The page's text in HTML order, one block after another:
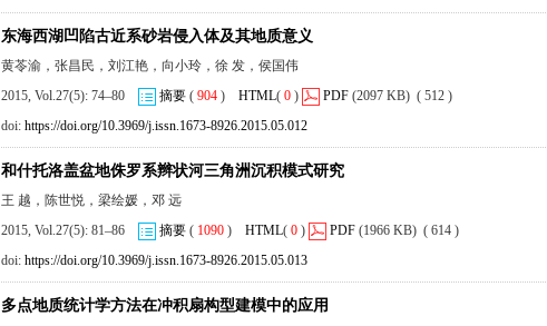
东海西湖凹陷古近系砂岩侵入体及其地质意义
黄苓渝，张昌民，刘江艳，向小玲，徐 发，侯国伟
2015, Vol.27(5): 74–80
摘要(904) HTML( 0) PDF(2097 KB) ( 512 )
doi: https://doi.org/10.3969/j.issn.1673-8926.2015.05.012
和什托洛盖盆地侏罗系辫状河三角洲沉积模式研究
王 越，陈世悦，梁绘媛，邓 远
2015, Vol.27(5): 81–86
摘要(1090) HTML( 0) PDF(1966 KB) ( 614 )
doi: https://doi.org/10.3969/j.issn.1673-8926.2015.05.013
多点地质统计学方法在冲积扇构型建模中的应用